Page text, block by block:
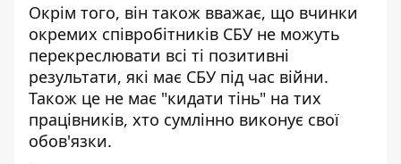
Окрім того, він також вважає, що вчинки
окремих співробітників СБУ не можуть
перекреслювати всі ті позитивні
результати, які має СБУ під час війни.
Також це не має "кидати тінь" на тих
працівників, хто сумлінно виконує свої
обов'язки.